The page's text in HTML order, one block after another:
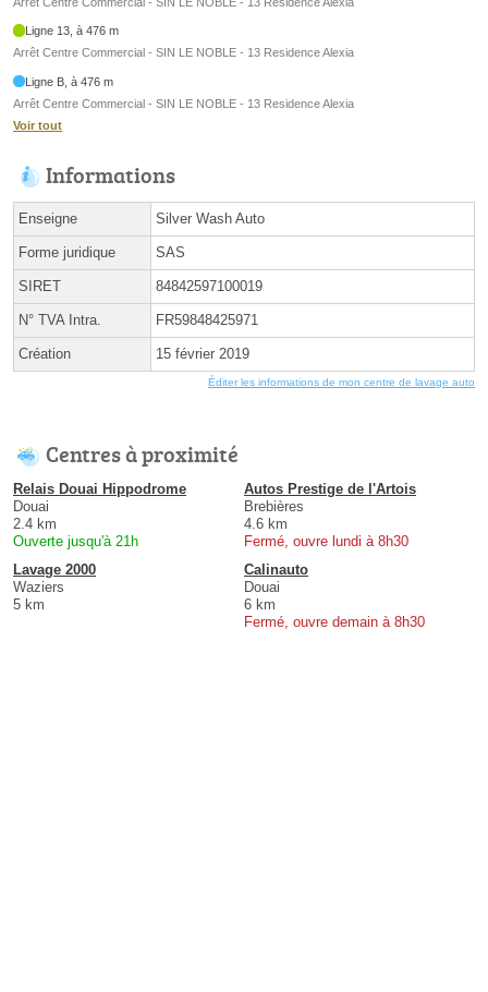
Ligne 13, à 476 m
Arrêt Centre Commercial - SIN LE NOBLE - 13 Residence Alexia
Ligne B, à 476 m
Arrêt Centre Commercial - SIN LE NOBLE - 13 Residence Alexia
Voir tout
Informations
Enseigne Silver Wash Auto
Forme juridique SAS
SIRET 84842597100019
N° TVA Intra. FR59848425971
Création 15 février 2019
Éditer les informations de mon centre de lavage auto
Centres à proximité
Relais Douai Hippodrome
Douai
2.4 km
Ouverte jusqu'à 21h
Autos Prestige de l'Artois
Brebières
4.6 km
Fermé, ouvre lundi à 8h30
Lavage 2000
Waziers
5 km
Calinauto
Douai
6 km
Fermé, ouvre demain à 8h30